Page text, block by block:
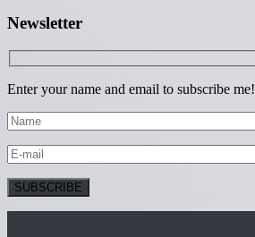
Newsletter
Enter your name and email to subscribe me!